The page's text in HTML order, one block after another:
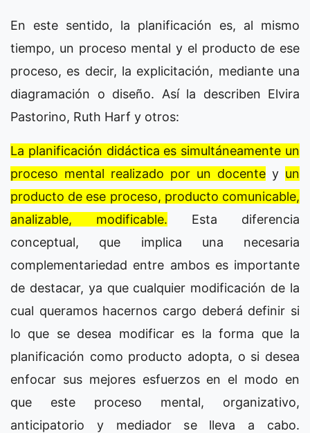
En este sentido, la planificación es, al mismo
tiempo, un proceso mental y el producto de ese
proceso, es decir, la explicitación, mediante una
diagramación o diseño. Así la describen Elvira
Pastorino, Ruth Harf y otros:
La planificación didáctica es simultáneamente un
proceso mental realizado por un docente y un
producto de ese proceso, producto comunicable,
analizable, modificable. Esta diferencia
conceptual, que implica una necesaria
complementariedad entre ambos es importante
de destacar, ya que cualquier modificación de la
cual queramos hacernos cargo deberá definir si
lo que se desea modificar es la forma que la
planificación como producto adopta, o si desea
enfocar sus mejores esfuerzos en el modo en
que este proceso mental, organizativo,
anticipatorio y mediador se lleva a cabo.